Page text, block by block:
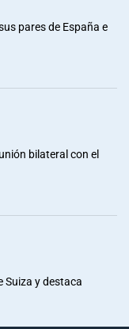
pares de España e
bilateral con el
Suiza y destaca